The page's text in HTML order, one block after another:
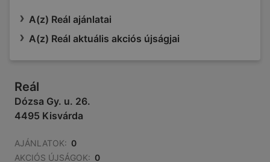
A(z) Reál ajánlatai
A(z) Reál aktuális akciós újságjai
Reál
Dózsa Gy. u. 26.
4495 Kisvárda
AJÁNLATOK: 0
AKCIÓS ÚJSÁGOK: 0